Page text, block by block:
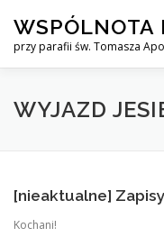
treści
WSPÓLNOTA
przy parafii św. Tomasza
O NAS WYJAZDY
WYJAZD
[nieaktualne]
Kochani!